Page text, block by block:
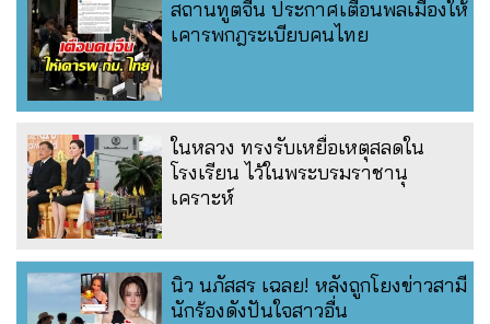
สถานทูตจีน ประกาศเตือนพลเมืองให้
เคารพกฎระเบียบคนไทย
ในหลวง ทรงรับเหยื่อเหตุสลดใน
โรงเรียน ไว้ในพระบรมราชานุ
เคราะห์
นิว นภัสสร เฉลย! หลังถูกโยงข่าวสามี
นักร้องดังปันใจสาวอื่น